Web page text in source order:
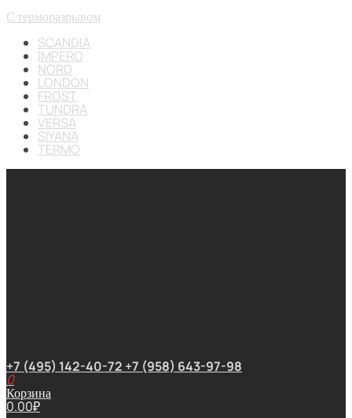
С терморазрывом
SCANDIA
IMPERO
NORD
LONDON
FROST
TUNDRA
VERSA
SIYANA
TERMO
+7 (495) 142-40-72 +7 (958) 643-97-98
0
Корзина
0.00₽